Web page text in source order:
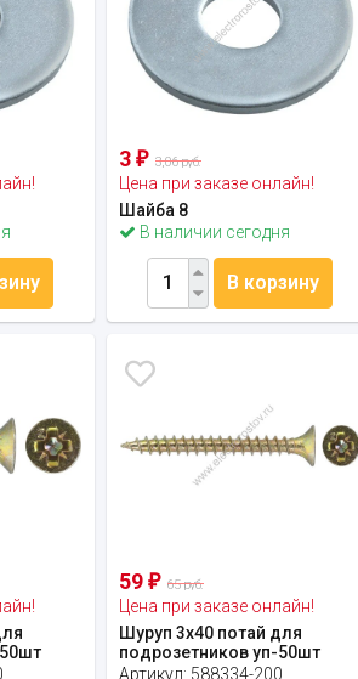
3₽ 3,06 руб.
Цена при заказе онлайн!
Шайба 8
В наличии сегодня
В корзину
59₽ 65 руб.
Цена при заказе онлайн!
Шуруп 3х40 потай для
подрозетников уп-50шт
Артикул: 588334-200